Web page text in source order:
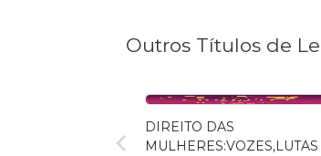
Outros Títulos de
DIREITO DAS
MULHERES:VOZES,LUTAS